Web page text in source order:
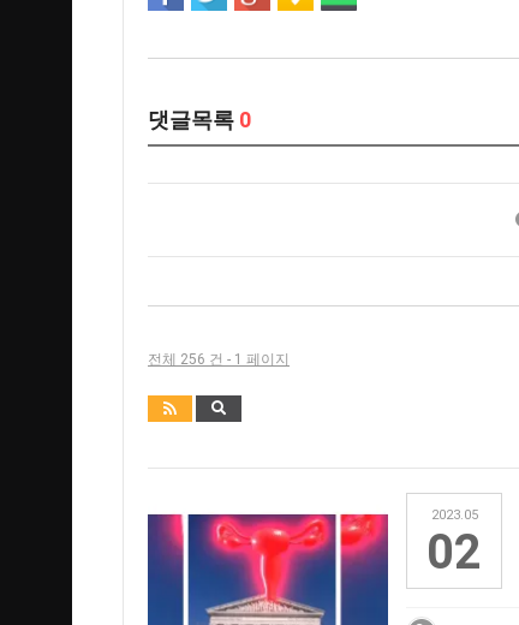
댓글목록 0
전체 256 건 - 1 페이지
2023.05
02